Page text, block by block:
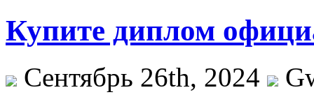
Купите диплом
Сентябрь 26th, 2024